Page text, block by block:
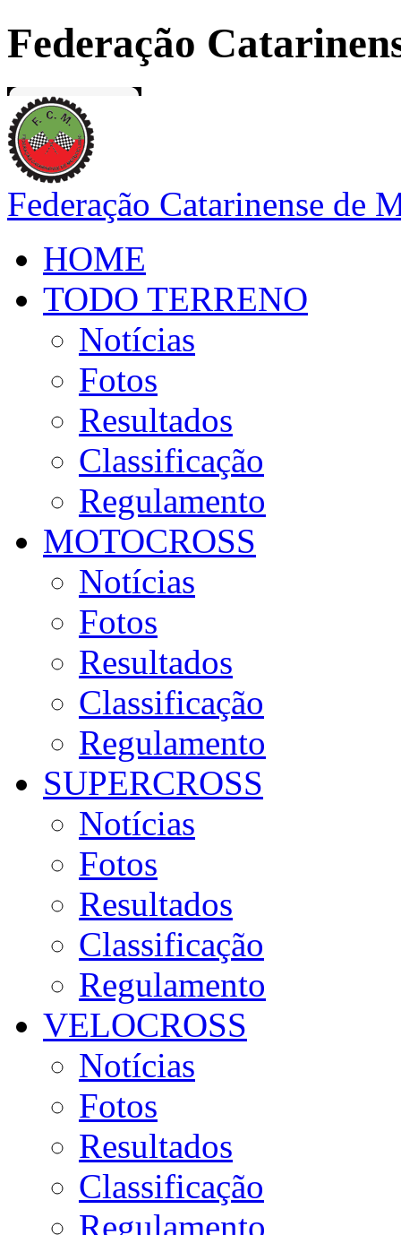
Federação
Federação Catarinense de
HOME
TODO TERRENO
Notícias
Fotos
Resultados
Classificação
Regulamento
MOTOCROSS
Notícias
Fotos
Resultados
Classificação
Regulamento
SUPERCROSS
Notícias
Fotos
Resultados
Classificação
Regulamento
VELOCROSS
Notícias
Fotos
Resultados
Classificação
Regulamento